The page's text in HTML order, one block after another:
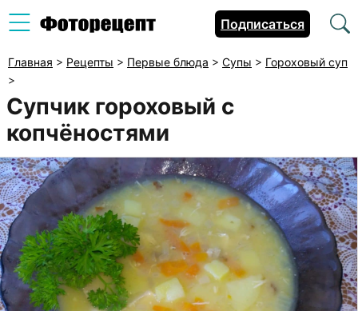
Подписаться
Главная > Рецепты > Первые блюда > Супы > Гороховый суп
>
Супчик гороховый с
копчёностями